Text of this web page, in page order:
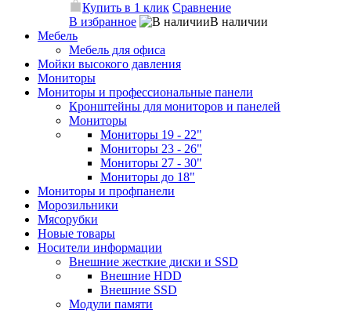
Купить в 1 клик Сравнение
В избранное
В наличии
Мебель
Мебель для офиса
Мойки высокого давления
Мониторы
Мониторы и профессиональные панели
Кронштейны для мониторов и панелей
Мониторы
Мониторы 19 - 22"
Мониторы 23 - 26"
Мониторы 27 - 30"
Мониторы до 18"
Мониторы и профпанели
Морозильники
Мясорубки
Новые товары
Носители информации
Внешние жесткие диски и SSD
Внешние HDD
Внешние SSD
Модули памяти